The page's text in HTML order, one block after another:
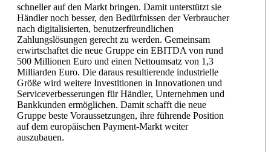
schneller auf den Markt bringen. Damit unterstützt sie
Händler noch besser, den Bedürfnissen der Verbraucher
nach digitalisierten, benutzerfreundlichen
Zahlungslösungen gerecht zu werden. Gemeinsam
erwirtschaftet die neue Gruppe ein EBITDA von rund
500 Millionen Euro und einen Nettoumsatz von 1,3
Milliarden Euro. Die daraus resultierende industrielle
Größe wird weitere Investitionen in Innovationen und
Serviceverbesserungen für Händler, Unternehmen und
Bankkunden ermöglichen. Damit schafft die neue
Gruppe beste Voraussetzungen, ihre führende Position
auf dem europäischen Payment-Markt weiter
auszubauen.